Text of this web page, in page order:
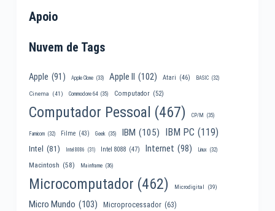
Apoio
Nuvem de Tags
Apple (91) Apple Clone (33) Apple II (102) Atari (46) BASIC (32)
Cinema (41) Commodore 64 (35) Computador (52)
Computador Pessoal (467) CP/M (35)
Famicom (32) Filme (43) Geek (35) IBM (105) IBM PC (119)
Intel (81) Intel 8086 (31) Intel 8088 (47) Internet (98) Linux (32)
Macintosh (58) Mainframe (36)
Microcomputador (462) Microdigital (39)
Micro Mundo (103) Microprocessador (63)